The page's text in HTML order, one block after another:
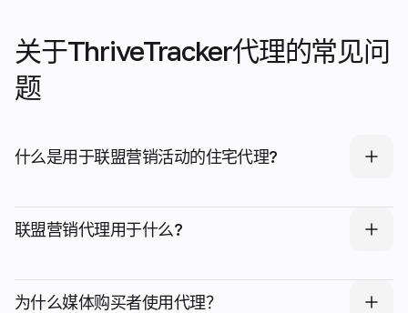
关于ThriveTracker代理的常见问
题
什么是用于联盟营销活动的住宅代理?
联盟营销代理用于什么?
为什么媒体购买者使用代理？